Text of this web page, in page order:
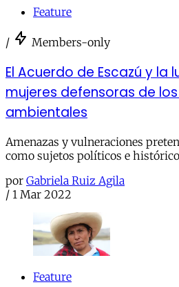
Feature
/ Members-only
El Acuerdo de Escazú y la
mujeres defensoras de
ambientales
Amenazas y vulneraciones
como sujetos políticos e
por Gabriela Ruiz Agila
/ 1 Mar 2022
Feature